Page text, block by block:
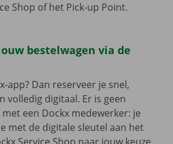
Shop of het Pick-up Point.
bestelwagen via de
app? Dan reserveer je snel,
volledig digitaal. Er is geen
een Dockx medewerker: je
met de digitale sleutel aan het